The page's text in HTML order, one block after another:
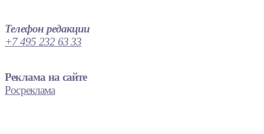
Телефон редакции
+7 495 232 63 33
Реклама на сайте
Росреклама